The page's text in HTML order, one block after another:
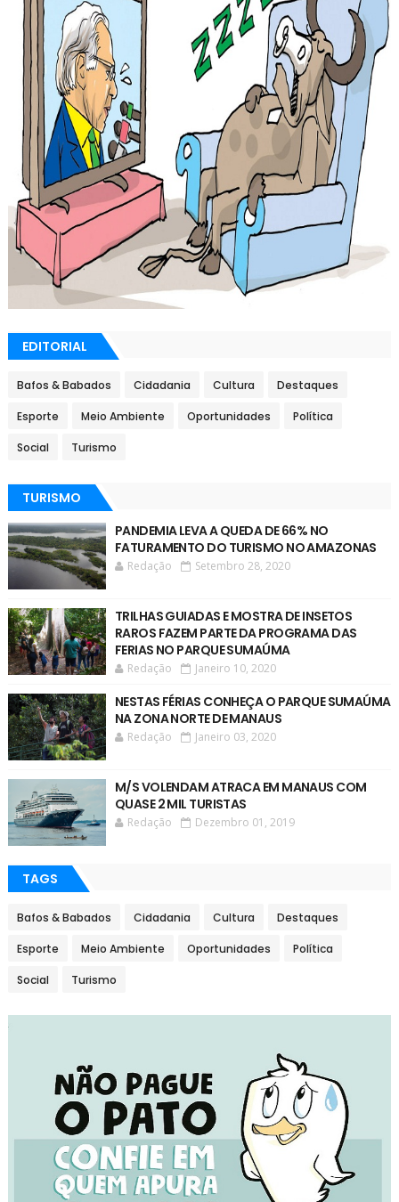
EDITORIAL
Bafos & Babados Cidadania Cultura Destaques
Esporte Meio Ambiente Oportunidades Política
Social Turismo
TURISMO
PANDEMIA LEVA A QUEDA DE 66% NO
FATURAMENTO DO TURISMO NO AMAZONAS
Redação Setembro 28, 2020
TRILHAS GUIADAS E MOSTRA DE INSETOS
RAROS FAZEM PARTE DA PROGRAMA DAS
FERIAS NO PARQUE SUMAÚMA
Redação Janeiro 10, 2020
NESTAS FÉRIAS CONHEÇA O PARQUE SUMAÚMA
NA ZONA NORTE DE MANAUS
Redação Janeiro 03, 2020
M/S VOLENDAM ATRACA EM MANAUS COM
QUASE 2 MIL TURISTAS
Redação Dezembro 01, 2019
TAGS
Bafos & Babados Cidadania Cultura Destaques
Esporte Meio Ambiente Oportunidades Política
Social Turismo